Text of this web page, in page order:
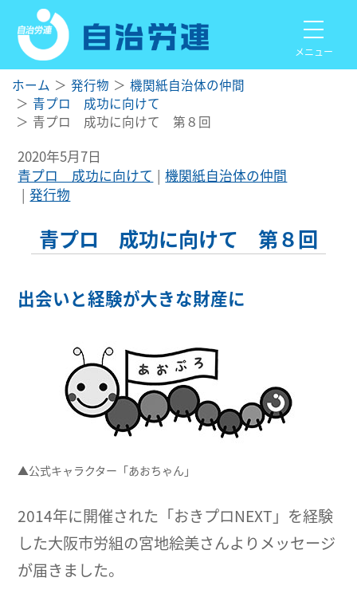
メニュー
ホーム 発行物
機関紙自治体の仲間
青プロ 成功に向けて
青プロ 成功に向けて 第８回
2020年5月7日
青プロ 成功に向けて
機関紙自治体の仲間
発行物
青プロ 成功に向けて 第８回
出会いと経験が大きな財産に
▲公式キャラクター「あおちゃん」
2014年に開催された「おきプロNEXT」を経験
した大阪市労組の宮地絵美さんよりメッセージ
が届きました。